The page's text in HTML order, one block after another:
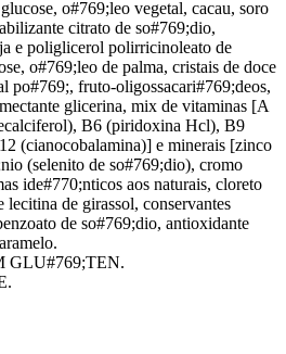
o#769;leo vegetal, cacau, soro
citrato de so#769;dio,
e poliglicerol polirricinoleato de
o#769;leo de palma, cristais de doce
po#769;, fruto-oligossacari#769;deos,
glicerina, mix de vitaminas [A
B6 (piridoxina Hcl), B9
(cianocobalamina)] e minerais [zinco
(selenito de so#769;dio), cromo
ide#770;nticos aos naturais, cloreto
de girassol, conservantes
de so#769;dio, antioxidante
GLU#769;TEN.